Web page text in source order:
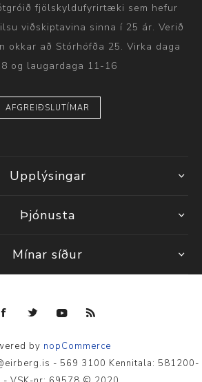
fjölskyldufyrirtæki sem hefur
viðskiptavina sinna í 25 ár. Verið
okkar að Stórhöfða 25. Virka daga
og laugardaga 11-16
AFGREIÐSLUTÍMAR
Upplýsingar
Þjónusta
Mínar síður
by nopCommerce
- 569 3100 Kennitala: 581200-